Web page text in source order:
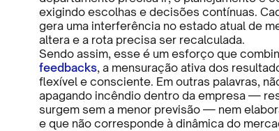
exigindo escolhas e decisões contínuas.
gera uma interferência no estado atual de
altera e a rota precisa ser recalculada.
Sendo assim, esse é um esforço que
feedbacks, a mensuração ativa dos
flexível e consciente. Em outras palavras,
apagando incêndio dentro da empresa —
surgem sem a menor previsão — nem
e que não corresponde à dinâmica do